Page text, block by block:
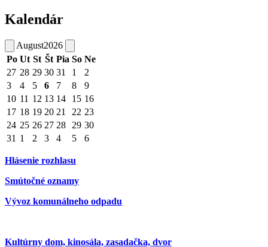
Kalendár
August2026
Po Ut St Št Pia So Ne
27 28 29 30 31 1
2
3
4 5 6 7 8
9
10 11 12 13 14 15 16
17 18 19 20 21 22 23
24 25 26 27 28 29 30
31 1 2 3 4 5 6
Hlásenie rozhlasu
Smútočné oznamy
Vývoz komunálneho odpadu
Kultúrny dom, kinosála, zasadačka, dvor